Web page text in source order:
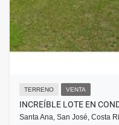
TERRENO VENTA
INCREÍBLE LOTE EN
Santa Ana, San José, Costa